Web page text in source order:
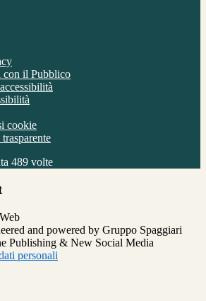
il Pubblico
cookie
489 volte
and powered by Gruppo Spaggiari
Publishing & New Social Media
personali